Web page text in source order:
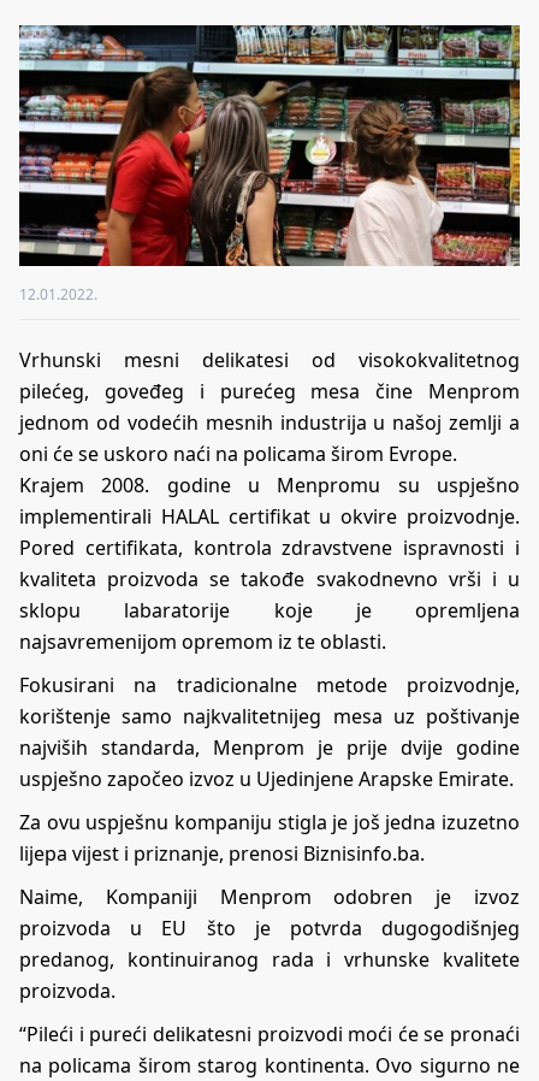
12.01.2022.
Vrhunski mesni delikatesi od visokokvalitetnog
pilećeg, goveđeg i purećeg mesa čine Menprom
jednom od vodećih mesnih industrija u našoj zemlji a
oni će se uskoro naći na policama širom Evrope.
Krajem 2008. godine u Menpromu su uspješno
implementirali HALAL certifikat u okvire proizvodnje.
Pored certifikata, kontrola zdravstvene ispravnosti i
kvaliteta proizvoda se takođe svakodnevno vrši i u
sklopu labaratorije koje je opremljena
najsavremenijom opremom iz te oblasti.
Fokusirani na tradicionalne metode proizvodnje,
korištenje samo najkvalitetnijeg mesa uz poštivanje
najviših standarda, Menprom je prije dvije godine
uspješno započeo izvoz u Ujedinjene Arapske Emirate.
Za ovu uspješnu kompaniju stigla je još jedna izuzetno
lijepa vijest i priznanje, prenosi Biznisinfo.ba.
Naime, Kompaniji Menprom odobren je izvoz
proizvoda u EU što je potvrda dugogodišnjeg
predanog, kontinuiranog rada i vrhunske kvalitete
proizvoda.
“Pileći i pureći delikatesni proizvodi moći će se pronaći
na policama širom starog kontinenta. Ovo sigurno ne